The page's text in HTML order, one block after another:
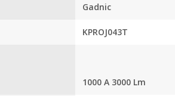
Gadnic
KPROJ043T
1000 A 3000 Lm
Más de
comentarios
nuestros